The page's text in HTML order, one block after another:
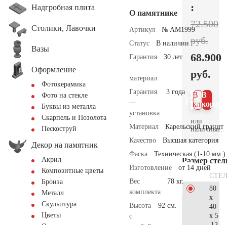
Надгробная плита
Столики, Лавочки
Вазы
Оформление
Фотокерамика
Фото на стекле
Буквы из металла
Скарпель и Позолота
Пескоструй
Декор на памятник
Акрил
Композитные цветы
Бронза
Металл
Скульптура
Цветы
О памятнике
Артикул
№ AM1999
Статус
В наличии
Гарантия
—
материал
30 лет
Гарантия
—
установка
3 года
Материал
Карельский гранит
Качество
Высшая категория
Фаска
Техническая (1-10 мм.)
Изготовление
от 14 дней
Вес
комплекта
78 кг.
Высота
с
92 см.
:
72.500
руб.
68.900
руб.
В
В 1
клик
или
наличные.
Размер
80
x
40
x 5